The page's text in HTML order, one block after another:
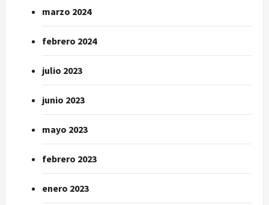
marzo 2024
febrero 2024
julio 2023
junio 2023
mayo 2023
febrero 2023
enero 2023